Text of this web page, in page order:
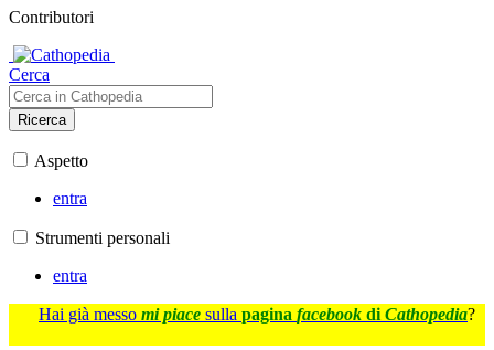
Contributori
Cerca
Ricerca
Aspetto
entra
Strumenti personali
entra
Hai già messo mi piace sulla pagina facebook di Cathopedia?